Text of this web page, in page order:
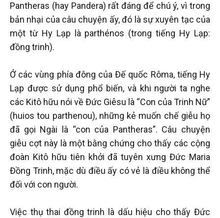
Pantheras (hay Pandera) rất đáng để chú ý, vì trong
bản nhại của câu chuyện ấy, đó là sự xuyên tạc của
một từ Hy Lạp là parthénos (trong tiếng Hy Lạp:
đồng trinh).
Ở các vùng phía đông của Đế quốc Rôma, tiếng Hy
Lạp được sử dụng phổ biến, và khi người ta nghe
các Kitô hữu nói về Đức Giêsu là “Con của Trinh Nữ”
(huios tou parthenou), những kẻ muốn chế giễu họ
đã gọi Ngài là “con của Pantheras”. Câu chuyện
giễu cợt này là một bằng chứng cho thấy các cộng
đoàn Kitô hữu tiên khởi đã tuyên xưng Đức Maria
Đồng Trinh, mặc dù điều ấy có vẻ là điều không thể
đối với con người.
Việc thụ thai đồng trinh là dấu hiệu cho thấy Đức